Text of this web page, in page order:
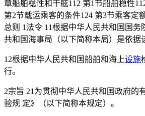
章船舶稳性和干舷112 第1节船舶稳性
第2节载运乘客的条件124 第3节乘客定
总则 1法令 11根据中华人民共和国国务
共和国海事局（以下简称本局）是依据
12根据中华人民共和国船舶和海上设施
行。
2宗旨 21为贯彻中华人民共和国政府的
验规 定》（以下简称本规定）。